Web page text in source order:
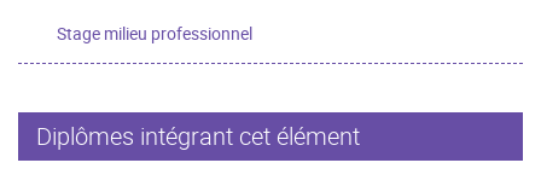
Stage milieu professionnel
Diplômes intégrant cet élément